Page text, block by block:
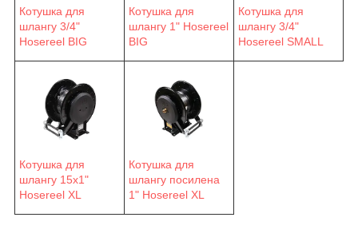
Котушка для
шлангу 3/4"
Hosereel BIG
Котушка для
шлангу 1" Hosereel
BIG
Котушка для
шлангу 3/4"
Hosereel SMALL
Котушка для
шлангу 15х1"
Hosereel XL
Котушка для
шлангу посилена
1" Hosereel XL